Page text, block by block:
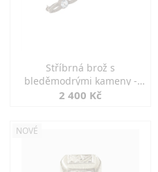
Stříbrná brož s
bleděmodrými kameny -
jemná elegance
2 400 Kč
NOVÉ